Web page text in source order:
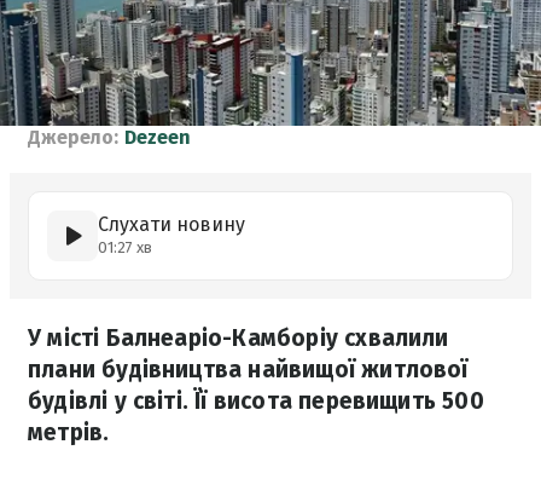
Джерело: Dezeen
Слухати новину
01:27 хв
У місті Балнеаріо-Камборіу схвалили
плани будівництва найвищої житлової
будівлі у світі. Її висота перевищить 500
метрів.